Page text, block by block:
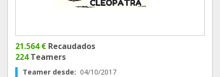
21.564 € Recaudados
224Teamers
Teamer desde: 04/10/2017